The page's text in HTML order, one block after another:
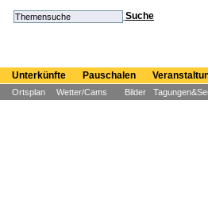
Unterkünfte Pauschalen
Ortsplan Wetter/Cams Bilder
Suche